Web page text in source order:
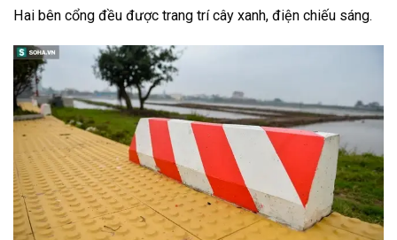
Hai bên cổng đều được trang trí cây xanh, điện chiếu sáng.